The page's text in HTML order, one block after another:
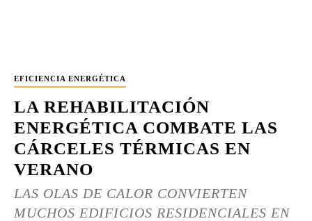
EFICIENCIA ENERGÉTICA
LA REHABILITACIÓN
ENERGÉTICA COMBATE LAS
CÁRCELES TÉRMICAS EN
VERANO
LAS OLAS DE CALOR CONVIERTEN
MUCHOS EDIFICIOS RESIDENCIALES EN